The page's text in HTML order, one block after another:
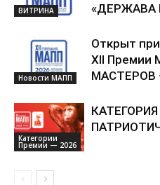
ВИТРИНА
«ДЕРЖАВА
Новости МАПП
Открыт
XII
МАСТЕРОВ
Категории
Премии — 2026